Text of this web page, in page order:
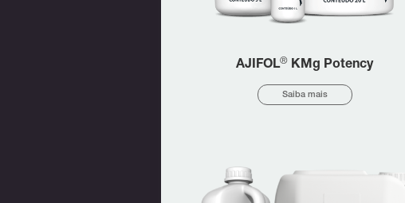
AJIFOL® KMg Potency
Saiba mais